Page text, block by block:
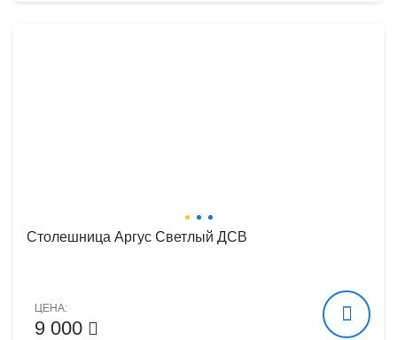
Столешница Аргус Светлый ДСВ
ЦЕНА:
9 000